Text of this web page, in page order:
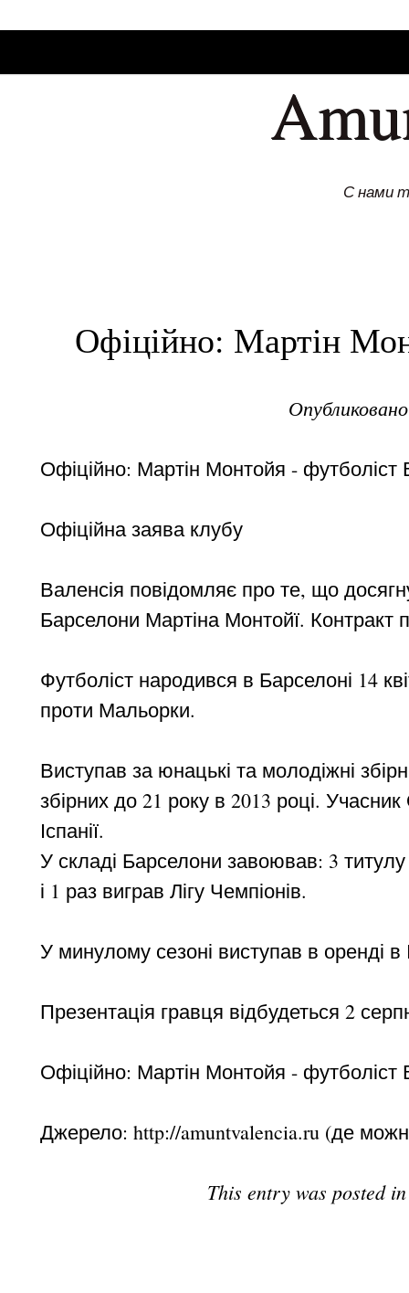
С нами
Офіційно: Мартін
Офіційно: Мартін Монтойя - футболіст
Офіційна заява клубу
Валенсія повідомляє про те, що
Барселони Мартіна Монтойї. Контракт
Футболіст народився в Барселоні 14
проти Мальорки.
Виступав за юнацькі та молодіжні
збірних до 21 року в 2013 році.
Іспанії.
У складі Барселони завоював: 3 титулу
і 1 раз виграв Лігу Чемпіонів.
У минулому сезоні виступав в оренді в
Презентація гравця відбудеться 2
Офіційно: Мартін Монтойя - футболіст
Джерело: http://amuntvalencia.ru (де
This entry was posted